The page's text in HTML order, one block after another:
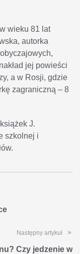
wieku 81 lat
autorka
jej powieści
a w Rosji, gdzie
zagraniczną – 8
J.
szkolnej i
Następny artykuł
Czy jedzenie w